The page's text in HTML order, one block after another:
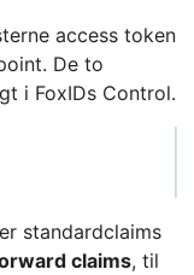
access token
De to
i FoxIDs Control.
standardclaims
claims, til